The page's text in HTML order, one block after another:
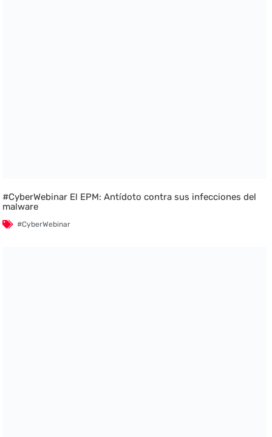
#CyberWebinar El EPM: Antídoto contra sus infecciones del
malware
#CyberWebinar